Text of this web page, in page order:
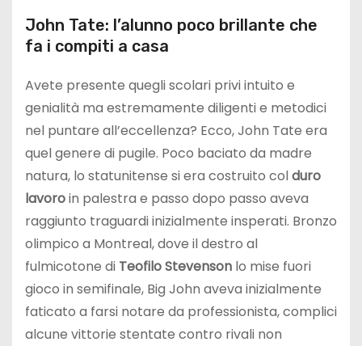
John Tate: l’alunno poco brillante che
fa i compiti a casa
Avete presente quegli scolari privi intuito e
genialità ma estremamente diligenti e metodici
nel puntare all’eccellenza? Ecco, John Tate era
quel genere di pugile. Poco baciato da madre
natura, lo statunitense si era costruito colduro
lavoroin palestra e passo dopo passo aveva
raggiunto traguardi inizialmente insperati. Bronzo
olimpico a Montreal, dove il destro al
fulmicotone di Teofilo Stevenson lo mise fuori
gioco in semifinale, Big John aveva inizialmente
faticato a farsi notare da professionista, complici
alcune vittorie stentate contro rivali non